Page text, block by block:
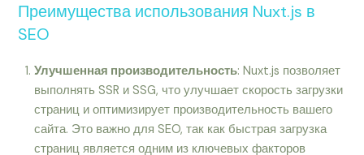
Преимущества использования Nuxt.js в
SEO
Улучшенная производительность: Nuxt.js позволяет
выполнять SSR и SSG, что улучшает скорость загрузки
страниц и оптимизирует производительность вашего
сайта. Это важно для SEO, так как быстрая загрузка
страниц является одним из ключевых факторов